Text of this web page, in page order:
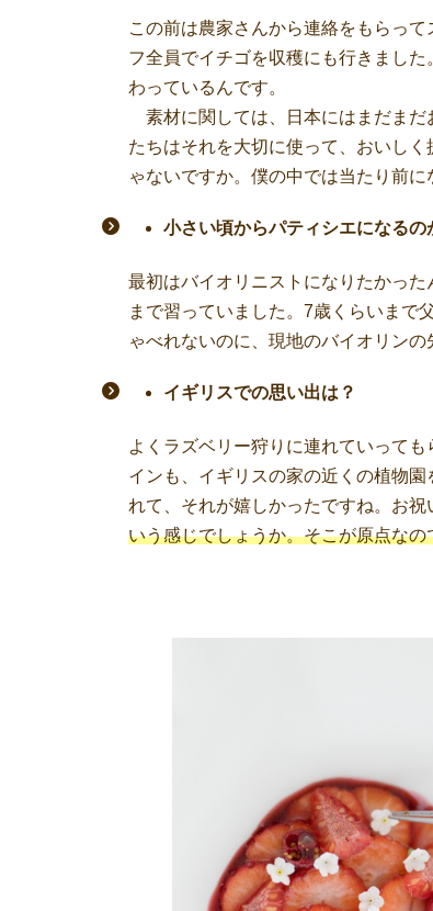
この前は農家さんから連絡をもらっ
フ全員でイチゴを収穫にも行きまし
わっているんです。
素材に関しては、日本にはまだまだ
たちはそれを大切に使って、おいし
ゃないですか。僕の中では当たり前
小さい頃からパティシエになるの
最初はバイオリニストになりたかっ
まで習っていました。7歳くらいまで
ゃべれないのに、現地のバイオリン
イギリスでの思い出は？
よくラズベリー狩りに連れていって
インも、イギリスの家の近くの植物
れて、それが嬉しかったですね。お祝
いう感じでしょうか。そこが原点な